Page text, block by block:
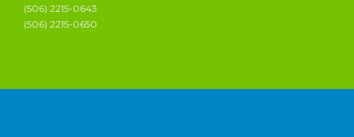
(506) 2215-0643
(506) 2215-0650